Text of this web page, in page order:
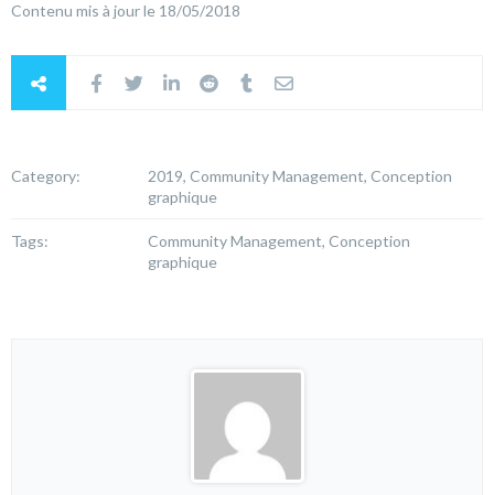
Contenu mis à jour le 18/05/2018
Category:
2019, Community Management, Conception
graphique
Tags:
Community Management, Conception
graphique